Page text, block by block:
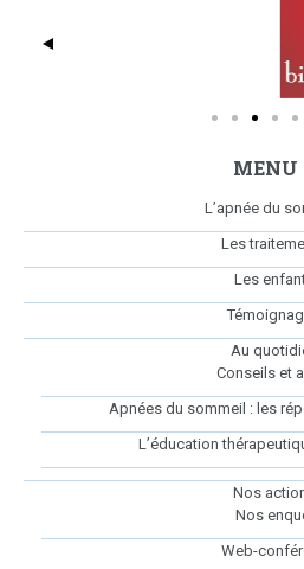
MENU
L’apnée du
Les
Les
Au
Conseils et
Apnées du sommeil : les
L’éducation
Nos
Nos
Web-